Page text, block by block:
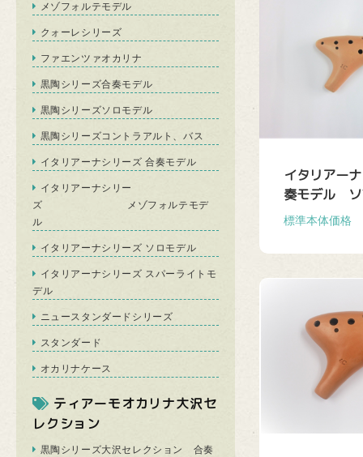
メゾフォルテモデル
クォーレシリーズ
ファエンツァオカリナ
黒陶シリーズ合奏モデル
黒陶シリーズソロモデル
黒陶シリーズコントラアルト、バス
イタリアーナシリーズ 合奏モデル
イタリアーナシリー
ズ メゾフォルテモデ
ル
イタリアーナシリーズ ソロモデル
イタリアーナシリーズ スパーライトモ
デル
ニュースタンダードシリーズ
スタンダード
オカリナケース
ティアーモオカリナ大沢セ
レクション
黒陶シリーズ大沢セレクション 合奏
イタリアー
奏モデル ソ
標準本体価格